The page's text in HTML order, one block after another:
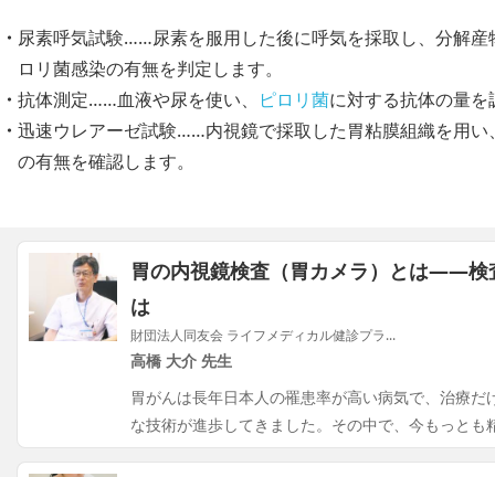
尿素呼気試験……尿素を服用した後に呼気を採取し、分解
ロリ菌感染の有無を判定します。
抗体測定……血液や尿を使い、
ピロリ菌に対する抗体の量を
迅速ウレアーゼ試験……内視鏡で採取した胃粘膜組織を用
の有無を確認します。
胃の内視鏡検査（胃カメラ）とは――検
は
財団法人同友会 ライフメディカル健診プラ...
高橋 大介 先生
胃がんは長年日本人の罹患率が高い病気で、治療
な技術が進歩してきました。その中で、今もっとも